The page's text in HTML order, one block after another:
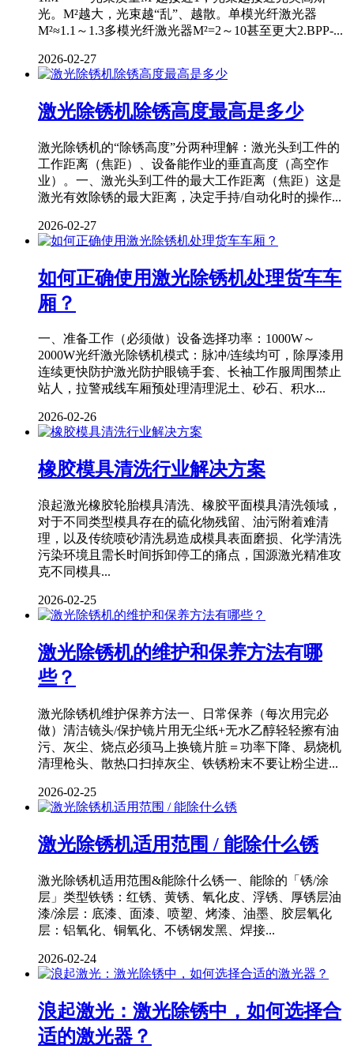
光。M²越大，光束越“乱”、越散。单模光纤激光器
M²≈1.1～1.3多模光纤激光器M²=2～10甚至更大2.BPP-...
2026-02-27
激光除锈机除锈高度最高是多少
激光除锈机的“除锈高度”分两种理解：激光头到工件的
工作距离（焦距）、设备能作业的垂直高度（高空作
业）。一、激光头到工件的最大工作距离（焦距）这是
激光有效除锈的最大距离，决定手持/自动化时的操作...
2026-02-27
如何正确使用激光除锈机处理货车车
厢？
一、准备工作（必须做）设备选择功率：1000W～
2000W光纤激光除锈机模式：脉冲/连续均可，除厚漆用
连续更快防护激光防护眼镜手套、长袖工作服周围禁止
站人，拉警戒线车厢预处理清理泥土、砂石、积水...
2026-02-26
橡胶模具清洗行业解决方案
浪起激光橡胶轮胎模具清洗、橡胶平面模具清洗领域，
对于不同类型模具存在的硫化物残留、油污附着难清
理，以及传统喷砂清洗易造成模具表面磨损、化学清洗
污染环境且需长时间拆卸停工的痛点，国源激光精准攻
克不同模具...
2026-02-25
激光除锈机的维护和保养方法有哪
些？
激光除锈机维护保养方法一、日常保养（每次用完必
做）清洁镜头/保护镜片用无尘纸+无水乙醇轻轻擦有油
污、灰尘、烧点必须马上换镜片脏＝功率下降、易烧机
清理枪头、散热口扫掉灰尘、铁锈粉末不要让粉尘进...
2026-02-25
激光除锈机适用范围 / 能除什么锈
激光除锈机适用范围&能除什么锈一、能除的「锈/涂
层」类型铁锈：红锈、黄锈、氧化皮、浮锈、厚锈层油
漆/涂层：底漆、面漆、喷塑、烤漆、油墨、胶层氧化
层：铝氧化、铜氧化、不锈钢发黑、焊接...
2026-02-24
浪起激光：激光除锈中，如何选择合
适的激光器？